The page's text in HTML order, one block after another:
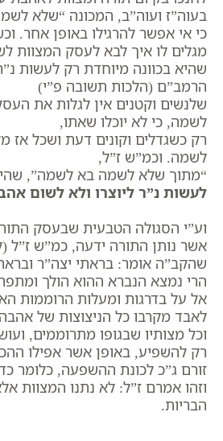
בעוה”ז ועוה”ב, המכונה “שלא
כי אי אפשר להרגילו באופן אחר.
מגלים לו איך לבא לעסק המצוות
שהיא בכוונה מיוחדת רק לעשות
הרמב”ם (הלכות תשובה פ”י)
שלנשים וקטנים אין לגלות את
לשמה, כי לא יוכלו שאתו,
רק כשגדלים וקונים דעת ושכל אז
לשמה. וכמ”ש ז”ל,
“מתוך שלא לשמה בא לשמה”,
לעשות נ”ר ליוצרו ולא לשום
וע”י הסגולה הטבעית שבעסק
אשר נותן התורה ידעה, כמ”ש ז”ל
שהקב”ה אומר: בראתי יצה”ר
הרי נמצא הנברא ההוא הולך
אל על בדרגות ומעלות הרוממות
לאבד מקרבו כל הניצוצות של
וכל מצותיו שבגופו מתרוממים,
רק להשפיע, באופן אשר אפילו
זורם ג”כ לכונת ההשפעה, כלומר
וזהו אמרם ז”ל: לא נתנו המצוות
הבריות.